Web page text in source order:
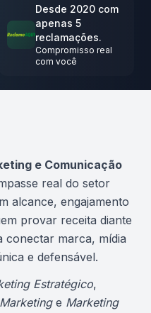
Desde 2020 com
apenas 5
reclamações.
Compromisso real
com você
e Comunicação
real do setor
alcance, engajamento
provar receita diante
conectar marca, mídia
e defensável.
Estratégico,
e Marketing